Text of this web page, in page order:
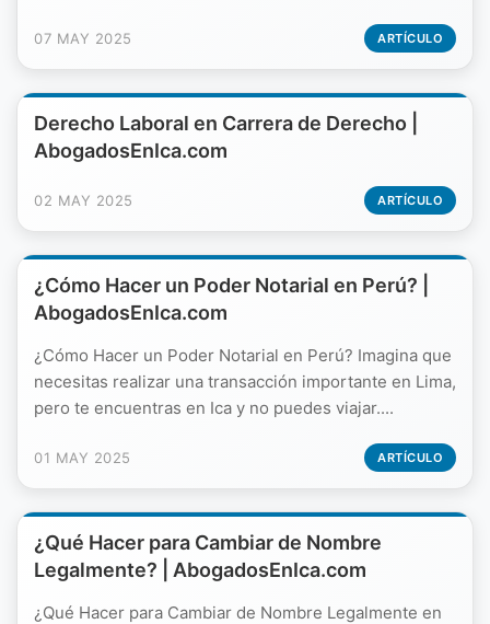
07 MAY 2025 ARTÍCULO
Derecho Laboral en Carrera de Derecho |
AbogadosEnIca.com
02 MAY 2025 ARTÍCULO
¿Cómo Hacer un Poder Notarial en Perú? |
AbogadosEnIca.com
¿Cómo Hacer un Poder Notarial en Perú? Imagina que
necesitas realizar una transacción importante en Lima,
pero te encuentras en Ica y no puedes viajar....
01 MAY 2025 ARTÍCULO
¿Qué Hacer para Cambiar de Nombre
Legalmente? | AbogadosEnIca.com
¿Qué Hacer para Cambiar de Nombre Legalmente en